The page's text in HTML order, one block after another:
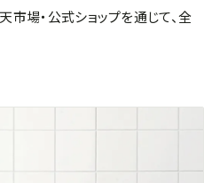
市場・公式ショップを通じて、全